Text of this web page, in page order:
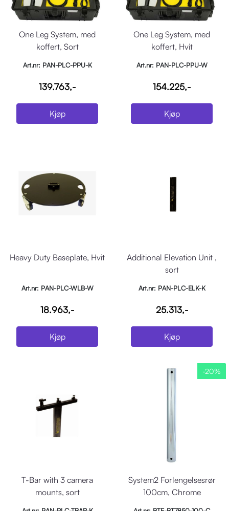
One Leg System, med
koffert, Sort
Art.nr: PAN-PLC-PPU-K
139.763,-
Kjøp
One Leg System, med
koffert, Hvit
Art.nr: PAN-PLC-PPU-W
154.225,-
Kjøp
Heavy Duty Baseplate, Hvit
Art.nr: PAN-PLC-WLB-W
18.963,-
Kjøp
Additional Elevation Unit ,
sort
Art.nr: PAN-PLC-ELK-K
25.313,-
Kjøp
T-Bar with 3 camera
mounts, sort
-20%
System2 Forlengelsesrør
100cm, Chrome